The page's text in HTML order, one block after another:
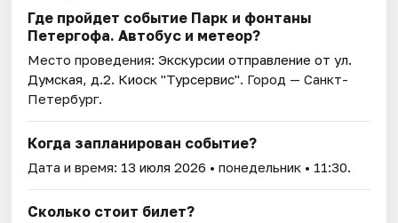
Где пройдет событие Парк и фонтаны
Петергофа. Автобус и метеор?
Место проведения:Экскурсии отправление от ул.
Думская, д.2. Киоск "Турсервис". Город — Санкт-
Петербург.
Когда запланирован событие?
Дата и время: 13 июля 2026 • понедельник • 11:30.
Сколько стоит билет?